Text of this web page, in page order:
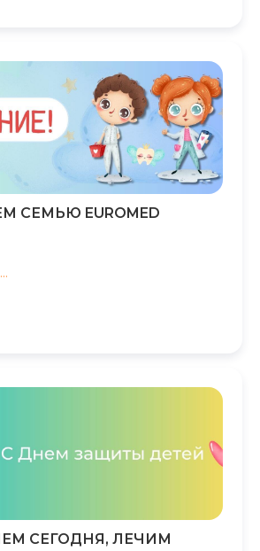
СЕМЬЮ EUROMED
СЕГОДНЯ, ЛЕЧИМ